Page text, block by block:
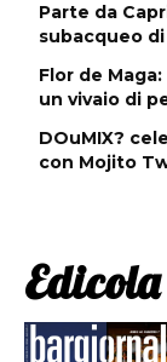
Parte da
subacqueo
Flor de
un vivaio di
DOuMIX?
con Mojito